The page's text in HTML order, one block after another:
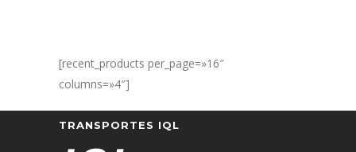
[recent_products per_page=»16″
columns=»4″]
TRANSPORTES IQL